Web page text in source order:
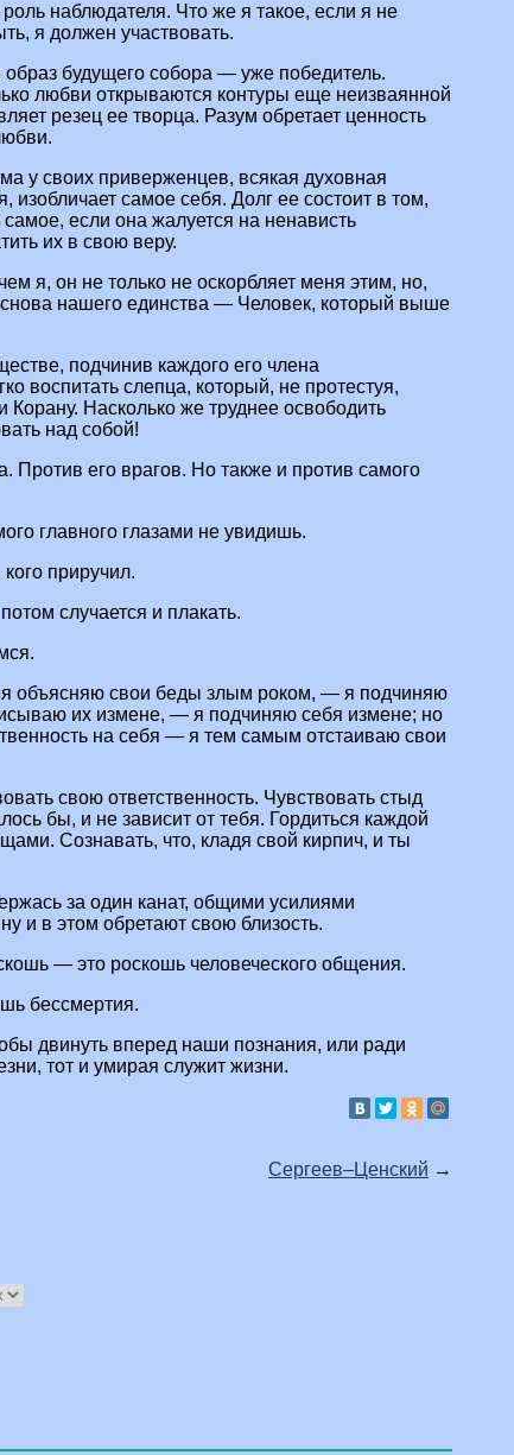
наблюдателя. Что же я такое, если я не
я должен участвовать.
образ будущего собора — уже победитель.
любви открываются контуры еще неизваянной
резец ее творца. Разум обретает ценность
у своих приверженцев, всякая духовная
изобличает самое себя. Долг ее состоит в том,
если она жалуется на ненависть
их в свою веру.
я, он не только не оскорбляет меня этим, но,
нашего единства — Человек, который выше
подчинив каждого его члена
воспитать слепца, который, не протестуя,
Насколько же труднее освободить
над собой!
Против его врагов. Но также и против самого
главного глазами не увидишь.
приручил.
случается и плакать.
я объясняю свои беды злым роком, — я подчиняю
их измене, — я подчиняю себя измене; но
на себя — я тем самым отстаиваю свои
свою ответственность. Чувствовать стыд
бы, и не зависит от тебя. Гордиться каждой
Сознавать, что, кладя свой кирпич, и ты
за один канат, общими усилиями
и в этом обретают свою близость.
— это роскошь человеческого общения.
бессмертия.
двинуть вперед наши познания, или ради
тот и умирая служит жизни.
Сергеев–Ценский →